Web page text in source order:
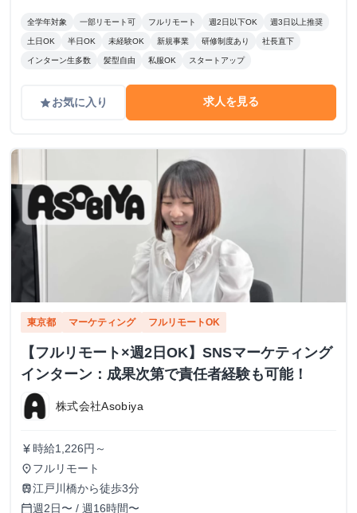
全学年対象 一部リモート可 フルリモート 週2日以下OK 週3日以上推奨
土日OK 半日OK 未経験OK 新規事業 研修制度あり 社長直下
インターン生多数 髪型自由 私服OK スタートアップ
gradeお気に入り 求人を見る
東京都 マーケティング フルリモートOK
【フルリモート×週2日OK】SNSマーケティング
インターン：成果次第で責任者経験も可能！
株式会社Asobiya
currency_yen 時給1,226円～
place フルリモート
train江戸川橋から徒歩3分
calendar_today週2日〜 / 週16時間〜